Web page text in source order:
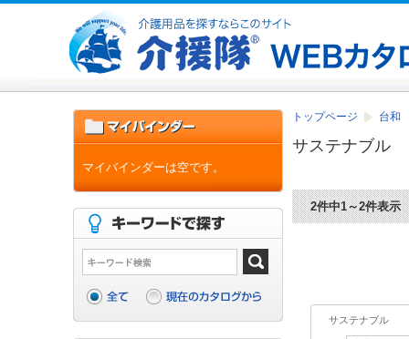
トップページ 台和
サステナブル
2件中1～2件表示
サステナブル
マイバインダーは空です。